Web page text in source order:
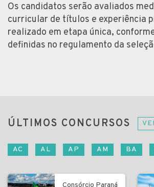
Os candidatos serão avaliados
curricular de títulos e experiência
realizado em etapa única,
definidas no regulamento da
ÚLTIMOS CONCURSOS
AC AL AP AM BA
Consórcio Paraná